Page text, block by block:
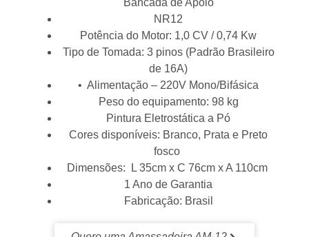
NR12
Potência do Motor: 1,0 CV / 0,74 Kw
Tipo de Tomada: 3 pinos (Padrão Brasileiro
de 16A)
• Alimentação – 220V Mono/Bifásica
Peso do equipamento: 98 kg
Pintura Eletrostática a Pó
Cores disponíveis: Branco, Prata e Preto
fosco
Dimensões:
L 35cm x C 76cm x A 110cm
1 Ano de Garantia
Fabricação: Brasil